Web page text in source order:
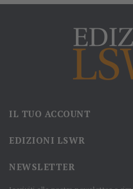
IL TUO ACCOUNT
EDIZIONI LSWR
NEWSLETTER